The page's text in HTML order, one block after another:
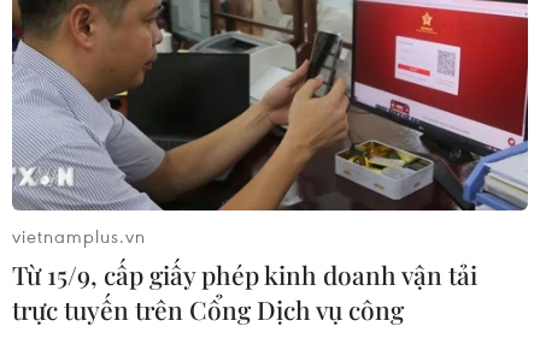
Cô Lê Thị Giang (Đà Nẵng) dạy học sinh khuyết tật. (Ảnh: Văn
Dũng/TTXVN)
Bên cạnh đó, việc xác định mức độ khuyết tật
còn chưa chính xác và cụ thể đối với một số
dạng tật nên khiến nhiều trẻ khuyết tật gặp khó
vietnamplus.vn
Từ 15/9, cấp giấy phép kinh doanh vận tải
trực tuyến trên Cổng Dịch vụ công